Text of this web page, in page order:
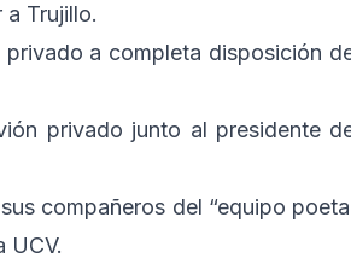
a Trujillo.
a completa disposición
privado junto al presidente
compañeros del “equipo
UCV.